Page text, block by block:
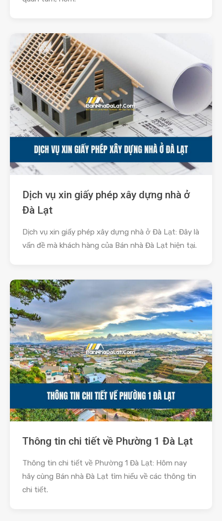
Dịch vụ xin giấy phép xây dựng nhà ở
Đà Lạt
Dịch vụ xin giấy phép xây dựng nhà ở Đà Lạt: Đây là
vấn đề mà khách hàng của Bán nhà Đà Lạt hiện tại.
Thông tin chi tiết về Phường 1 Đà Lạt
Thông tin chi tiết về Phường 1 Đà Lạt: Hôm nay
hãy cùng Bán nhà Đà Lạt tìm hiểu về các thông tin
chi tiết.